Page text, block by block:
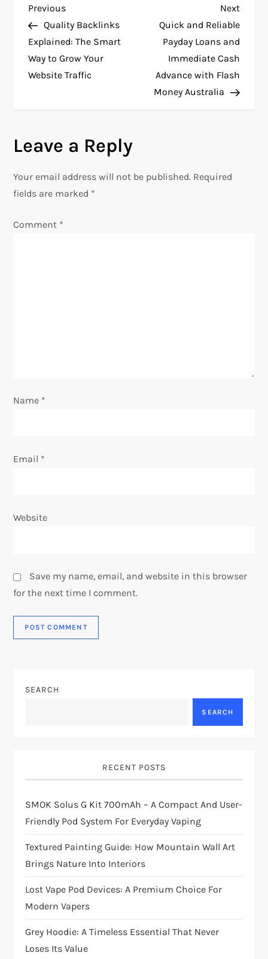
P
o
s
a
v
Previous
Post
Previous
Quality Backlinks
Explained: The Smart
Way to Grow Your
Website Traffic
Next
Post
Next
Quick and Reliable
Payday Loans and
Immediate Cash
Advance with Flash
Money Australia
Leave a Reply
Your email address will not be published. Required
fields are marked *
Comment *
Name *
Email *
Website
Save my name, email, and website in this browser
for the next time I comment.
SEARCH
SEARCH
RECENT POSTS
SMOK Solus G Kit 700mAh – A Compact And User-
Friendly Pod System For Everyday Vaping
Textured Painting Guide: How Mountain Wall Art
Brings Nature Into Interiors
Lost Vape Pod Devices: A Premium Choice For
Modern Vapers
Grey Hoodie: A Timeless Essential That Never
Loses Its Value